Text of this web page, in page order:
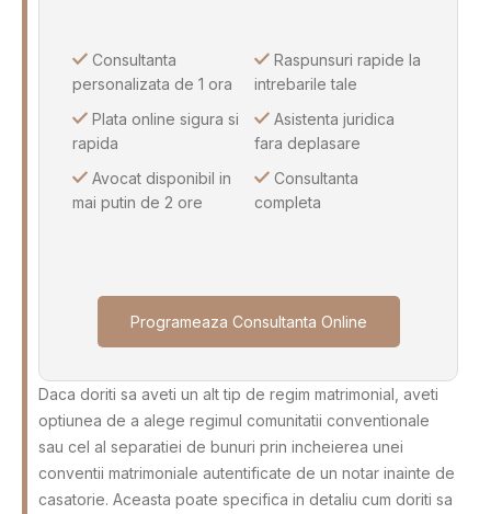
Consultanta
personalizata de 1 ora
Plata online sigura si
rapida
Avocat disponibil in
mai putin de 2 ore
Raspunsuri rapide la
intrebarile tale
Asistenta juridica
fara deplasare
Consultanta
completa
Programeaza Consultanta Online
Daca doriti sa aveti un alt tip de regim matrimonial, aveti
optiunea de a alege regimul comunitatii conventionale
sau cel al separatiei de bunuri prin incheierea unei
conventii matrimoniale autentificate de un notar inainte de
casatorie. Aceasta poate specifica in detaliu cum doriti sa